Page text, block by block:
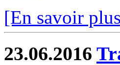
[En savoir
23.06.2016